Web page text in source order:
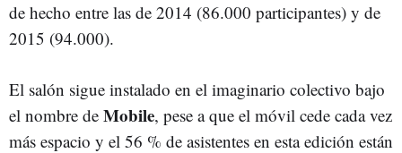
de hecho entre las de 2014 (86.000 participantes) y de
2015 (94.000).
El salón sigue instalado en el imaginario colectivo bajo
el nombre de Mobile, pese a que el móvil cede cada vez
más espacio y el 56 % de asistentes en esta edición están